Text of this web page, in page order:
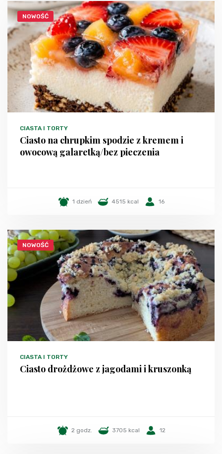
NOWOŚĆ
CIASTA I TORTY
Ciasto na chrupkim spodzie z kremem i
owocową galaretką/bez pieczenia
1 dzień 4515 kcal 16
NOWOŚĆ
CIASTA I TORTY
Ciasto drożdżowe z jagodami i kruszonką
2 godz. 3705 kcal 12